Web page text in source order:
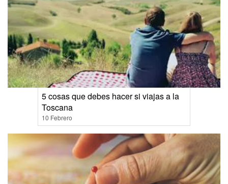
5 cosas que debes hacer si viajas a la
Toscana
10 Febrero